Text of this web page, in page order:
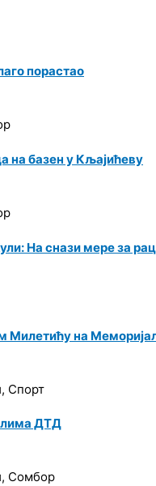
порастао
на базен у Кљајићеву
На снази мере за
Милетићу на
, Спорт
ДТД
, Сомбор